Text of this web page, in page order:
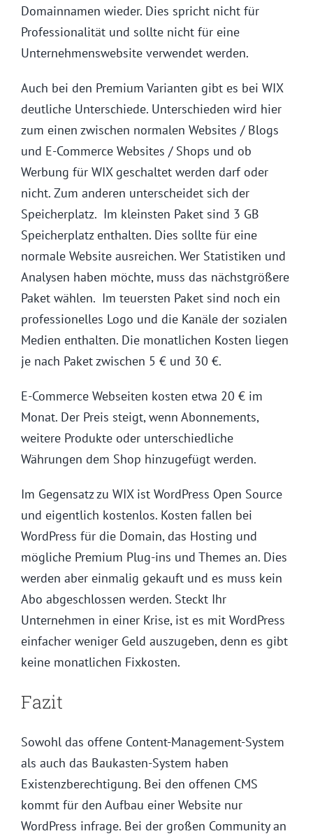
Domainnamen wieder. Dies spricht nicht für
Professionalität und sollte nicht für eine
Unternehmenswebsite verwendet werden.
Auch bei den Premium Varianten gibt es bei WIX
deutliche Unterschiede. Unterschieden wird hier
zum einen zwischen normalen Websites / Blogs
und E-Commerce Websites / Shops und ob
Werbung für WIX geschaltet werden darf oder
nicht. Zum anderen unterscheidet sich der
Speicherplatz. Im kleinsten Paket sind 3 GB
Speicherplatz enthalten. Dies sollte für eine
normale Website ausreichen. Wer Statistiken und
Analysen haben möchte, muss das nächstgrößere
Paket wählen. Im teuersten Paket sind noch ein
professionelles Logo und die Kanäle der sozialen
Medien enthalten. Die monatlichen Kosten liegen
je nach Paket zwischen 5 € und 30 €.
E-Commerce Webseiten kosten etwa 20 € im
Monat. Der Preis steigt, wenn Abonnements,
weitere Produkte oder unterschiedliche
Währungen dem Shop hinzugefügt werden.
Im Gegensatz zu WIX ist WordPress Open Source
und eigentlich kostenlos. Kosten fallen bei
WordPress für die Domain, das Hosting und
mögliche Premium Plug-ins und Themes an. Dies
werden aber einmalig gekauft und es muss kein
Abo abgeschlossen werden. Steckt Ihr
Unternehmen in einer Krise, ist es mit WordPress
einfacher weniger Geld auszugeben, denn es gibt
keine monatlichen Fixkosten.
Fazit
Sowohl das offene Content-Management-System
als auch das Baukasten-System haben
Existenzberechtigung. Bei den offenen CMS
kommt für den Aufbau einer Website nur
WordPress infrage. Bei der großen Community an